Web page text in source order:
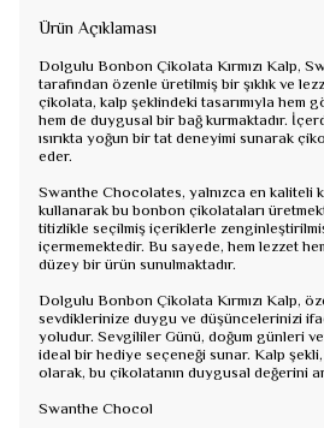
Ürün Açıklaması
Dolgulu Bonbon Çikolata Kırmızı Kalp,
tarafından özenle üretilmiş bir şıklık ve
çikolata, kalp şeklindeki tasarımıyla hem
hem de duygusal bir bağ kurmaktadır.
ısırıkta yoğun bir tat deneyimi sunarak
eder.
Swanthe Chocolates, yalnızca en kaliteli
kullanarak bu bonbon çikolataları
titizlikle seçilmiş içeriklerle
içermemektedir. Bu sayede, hem lezzet
düzey bir ürün sunulmaktadır.
Dolgulu Bonbon Çikolata Kırmızı Kalp,
sevdiklerinize duygu ve düşüncelerinizi
yoludur. Sevgililer Günü, doğum günleri
ideal bir hediye seçeneği sunar. Kalp şekli,
olarak, bu çikolatanın duygusal değerini
Swanthe Chocol